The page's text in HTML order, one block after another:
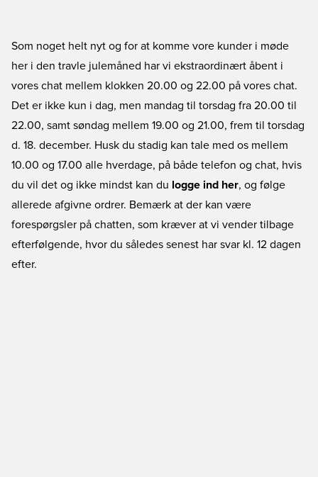
Som noget helt nyt og for at komme vore kunder i møde
her i den travle julemåned har vi ekstraordinært åbent i
vores chat mellem klokken 20.00 og 22.00 på vores chat.
Det er ikke kun i dag, men mandag til torsdag fra 20.00 til
22.00, samt søndag mellem 19.00 og 21.00, frem til torsdag
d. 18. december. Husk du stadig kan tale med os mellem
10.00 og 17.00 alle hverdage, på både telefon og chat, hvis
du vil det og ikke mindst kan du logge ind her, og følge
allerede afgivne ordrer. Bemærk at der kan være
forespørgsler på chatten, som kræver at vi vender tilbage
efterfølgende, hvor du således senest har svar kl. 12 dagen
efter.